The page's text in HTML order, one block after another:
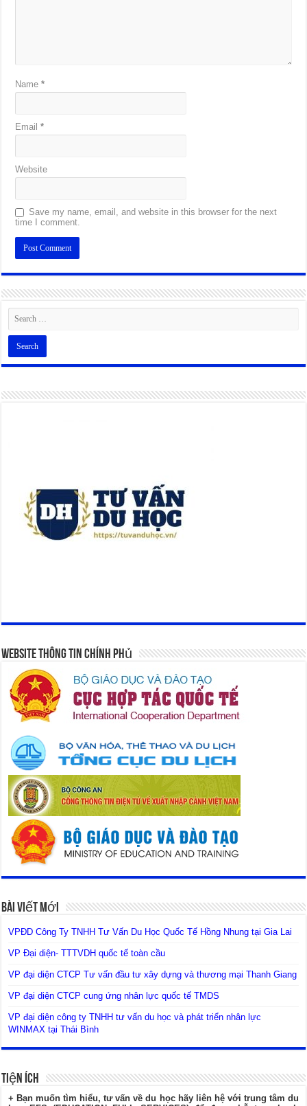
Name*
Email*
Website
Save my name, email, and website in this browser for the next
time I comment.
Alternative:
Website Thông Tin Chính Phủ
Bài Viết Mới
VPĐD Công Ty TNHH Tư Vấn Du Học Quốc Tế Hồng Nhung tại Gia Lai
VP Đại diện- TTTVDH quốc tế toàn cầu
VP đại diện CTCP Tư vấn đầu tư xây dựng và thương mại Thanh Giang
VP đại diện CTCP cung ứng nhân lực quốc tế TMDS
VP đại diện công ty TNHH tư vấn du học và phát triển nhân lực
WINMAX tại Thái Bình
Tiện Ích
+ Bạn muốn tìm hiểu, tư vấn về du học hãy liên hệ với trung tâm du